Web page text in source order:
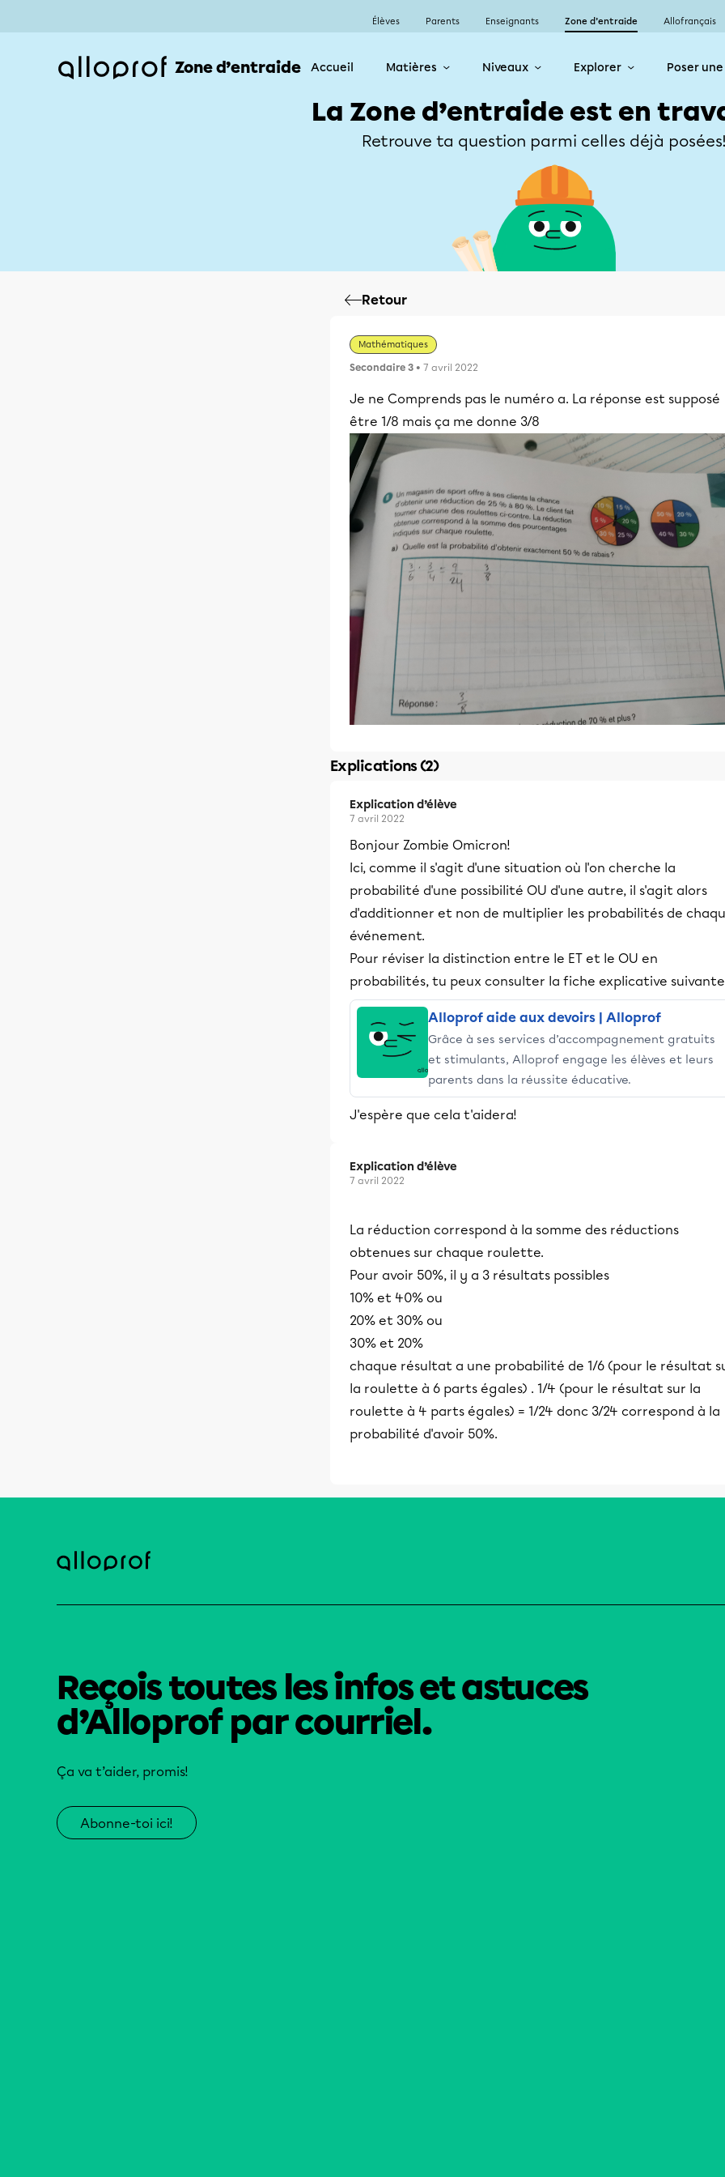
Élèves Parents Enseignants Zone d’entraide Allofrançais
Zone d’entraide Accueil Matières Niveaux Explorer Poser
La Zone d’entraide est en
Retrouve ta question parmi celles déjà
Retour
Mathématiques
Secondaire 3 • 7 avril 2022
Je ne Comprends pas le numéro a. La réponse est supposé
être 1/8 mais ça me donne 3/8
Explications (2)
Explication d’élève
7 avril 2022
Bonjour Zombie Omicron!
Ici, comme il s'agit d'une situation où l'on cherche la
probabilité d'une possibilité OU d'une autre, il s'agit alors
d'additionner et non de multiplier les probabilités de
événement.
Pour réviser la distinction entre le ET et le OU en
probabilités, tu peux consulter la fiche explicative
Alloprof aide aux devoirs | Alloprof
Grâce à ses services d’accompagnement gratuits
et stimulants, Alloprof engage les élèves et leurs
parents dans la réussite éducative.
J'espère que cela t'aidera!
Explication d’élève
7 avril 2022
La réduction correspond à la somme des réductions
obtenues sur chaque roulette.
Pour avoir 50%, il y a 3 résultats possibles
10% et 40% ou
20% et 30% ou
30% et 20%
chaque résultat a une probabilité de 1/6 (pour le résultat
la roulette à 6 parts égales) . 1/4 (pour le résultat sur la
roulette à 4 parts égales) = 1/24 donc 3/24 correspond à la
probabilité d'avoir 50%.
Reçois toutes les infos et astuces
d’Alloprof par courriel.
Ça va t’aider, promis!
Abonne-toi ici!